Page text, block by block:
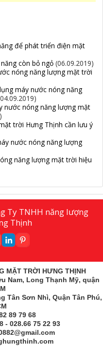
để phát triển điện mặt
còn bỏ ngỏ (06.09.2019)
nóng năng lượng mặt trời
máy nước nóng năng
nước nóng năng lượng mặt
trời Hưng Thịnh cần lưu ý
nước nóng năng lượng
năng lượng mặt trời hiệu
Ty TNHH năng lượng
Thịnh
MẶT TRỜI HƯNG THỊNH
Nam, Long Thạnh Mỹ, quận
Tân Sơn Nhì, Quận Tân Phú,
89 79 68
- 028.66 75 22 93